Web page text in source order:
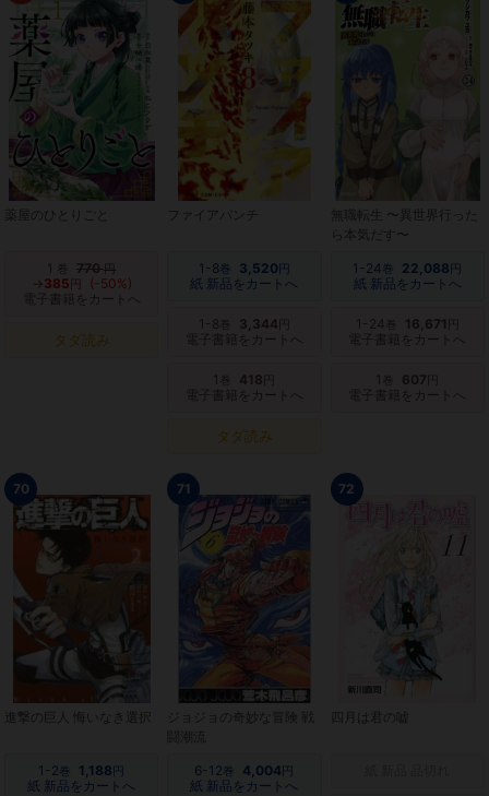
薬屋のひとりごと
1 770円
385 円
(-50%)
電子書籍をカートへ
タダ読み
ファイアパンチ
1-8巻 3,520 円
紙 新品をカートへ
1-8 3,344
電子書籍をカートへ
1 418
電子書籍をカートへ
タダ読み
無職転生 〜異世界行った
ら本気だす〜
1-24巻 22,088 円
紙 新品をカートへ
1-24 16,671
電子書籍をカートへ
1 607
電子書籍をカートへ
70
進撃の巨人 悔いなき選択
1-2巻 1,188 円
紙 新品をカートへ
71
ジョジョの奇妙な冒険 戦
闘潮流
6-12巻 4,004 円
紙 新品をカートへ
72
四月は君の嘘